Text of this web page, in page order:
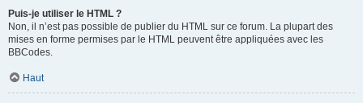
Puis-je utiliser le HTML ?
Non, il n’est pas possible de publier du HTML sur ce forum. La plupart des
mises en forme permises par le HTML peuvent être appliquées avec les
BBCodes.
Haut